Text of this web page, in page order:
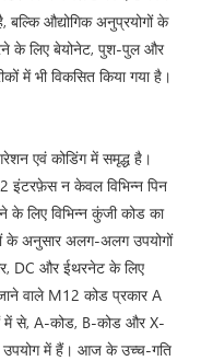
बल्कि औद्योगिक अनुप्रयोगों के
के लिए बेयोनेट, पुश-पुल और
में भी विकसित किया गया है।
एवं कोडिंग में समृद्ध है।
इंटरफ़ेस न केवल विभिन्न पिन
के लिए विभिन्न कुंजी कोड का
के अनुसार अलग-अलग उपयोगों
DC और ईथरनेट के लिए
वाले M12 कोड प्रकार A
में से, A-कोड, B-कोड और X-
में हैं। आज के उच्च-गति